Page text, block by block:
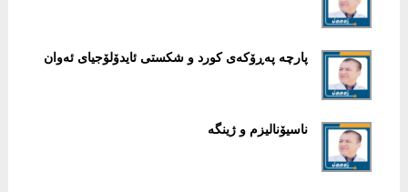
پارچە پەڕۆکەی کورد و شکستی ئایدۆلۆجیای ئەوان
ناسیۆنالیزم و ژینگە